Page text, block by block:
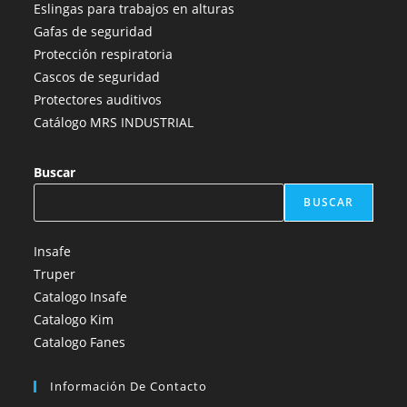
pestaña
pestaña
pestaña
Eslingas para trabajos en alturas
Gafas de seguridad
Protección respiratoria
Cascos de seguridad
Protectores auditivos
Catálogo MRS INDUSTRIAL
Buscar
BUSCAR
Insafe
Truper
Catalogo Insafe
Catalogo Kim
Catalogo Fanes
Información De Contacto